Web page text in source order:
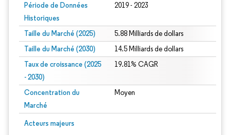
Période de Données
Historiques
2019 - 2023
Taille du Marché (2025) 5.88 Milliards de dollars
Taille du Marché (2030) 14.5 Milliards de dollars
Taux de croissance (2025
- 2030)
19.81% CAGR
Concentration du
Marché
Moyen
Acteurs majeurs
Image © Mordor Intelligence. La réutilisation nécessite une attribution sous CC